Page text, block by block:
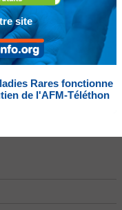
site
Rares fonctionne
de l'AFM-Téléthon